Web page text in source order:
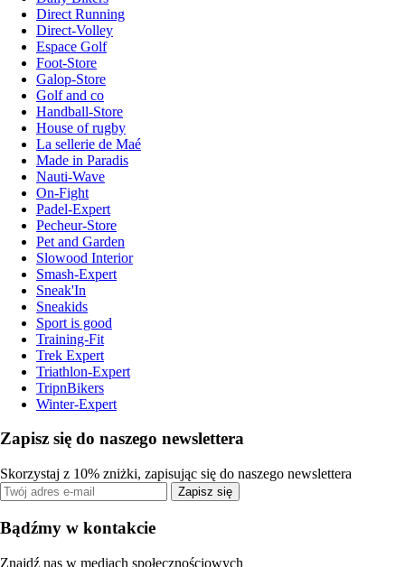
Direct Running
Direct-Volley
Espace Golf
Foot-Store
Galop-Store
Golf and co
Handball-Store
House of rugby
La sellerie de Maé
Made in Paradis
Nauti-Wave
On-Fight
Padel-Expert
Pecheur-Store
Pet and Garden
Slowood Interior
Smash-Expert
Sneak'In
Sneakids
Sport is good
Training-Fit
Trek Expert
Triathlon-Expert
TripnBikers
Winter-Expert
Zapisz się do naszego newslettera
Skorzystaj z 10% zniżki, zapisując się do naszego newslettera
Zapisz się
Bądźmy w kontakcie
Znajdź nas w mediach społecznościowych